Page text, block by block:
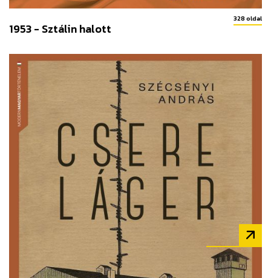
328 oldal
1953 - Sztálin halott